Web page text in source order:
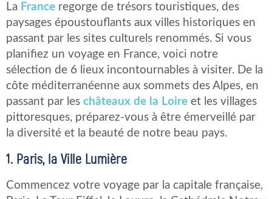
La France regorge de trésors touristiques, des
paysages époustouflants aux villes historiques en
passant par les sites culturels renommés. Si vous
planifiez un voyage en France, voici notre
sélection de 6 lieux incontournables à visiter. De la
côte méditerranéenne aux sommets des Alpes, en
passant par les châteaux de la Loire et les villages
pittoresques, préparez-vous à être émerveillé par
la diversité et la beauté de notre beau pays.
1. Paris, la Ville Lumière
Commencez votre voyage par la capitale française,